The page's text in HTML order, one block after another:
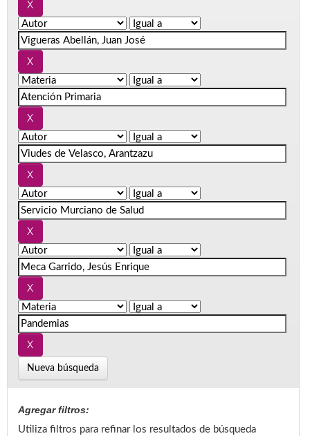
Nueva búsqueda
Agregar filtros:
Utiliza filtros para refinar los resultados de búsqueda